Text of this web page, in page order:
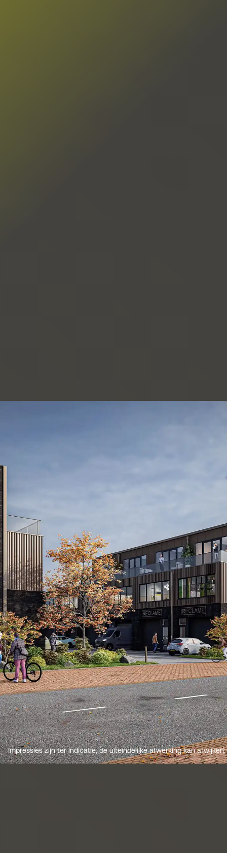
Impressies zijn ter indicatie, de uiteindelijke afwerking kan afwijken.